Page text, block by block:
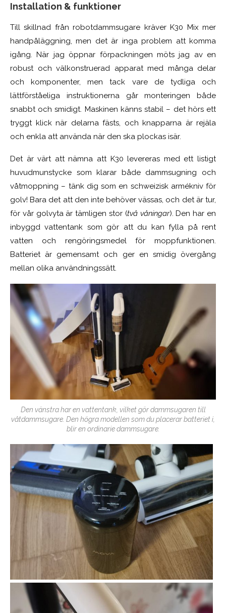
Installation & funktioner
Till skillnad från robotdammsugare kräver K30 Mix mer
handpåläggning, men det är inga problem att komma
igång. När jag öppnar förpackningen möts jag av en
robust och välkonstruerad apparat med många delar
och komponenter, men tack vare de tydliga och
lättförståeliga instruktionerna går monteringen både
snabbt och smidigt. Maskinen känns stabil – det hörs ett
tryggt klick när delarna fästs, och knapparna är rejäla
och enkla att använda när den ska plockas isär.
Det är värt att nämna att K30 levereras med ett listigt
huvudmunstycke som klarar både dammsugning och
våtmoppning – tänk dig som en schweizisk armékniv för
golv! Bara det att den inte behöver vässas, och det är tur,
för vår golvyta är tämligen stor (två våningar). Den har en
inbyggd vattentank som gör att du kan fylla på rent
vatten och rengöringsmedel för moppfunktionen.
Batteriet är gemensamt och ger en smidig övergång
mellan olika användningssätt.
Den vänstra har en vattentank, vilket gör dammsugaren till
våtdammsugare. Den högra modellen som du placerar batteriet i,
blir en ordinarie dammsugare.